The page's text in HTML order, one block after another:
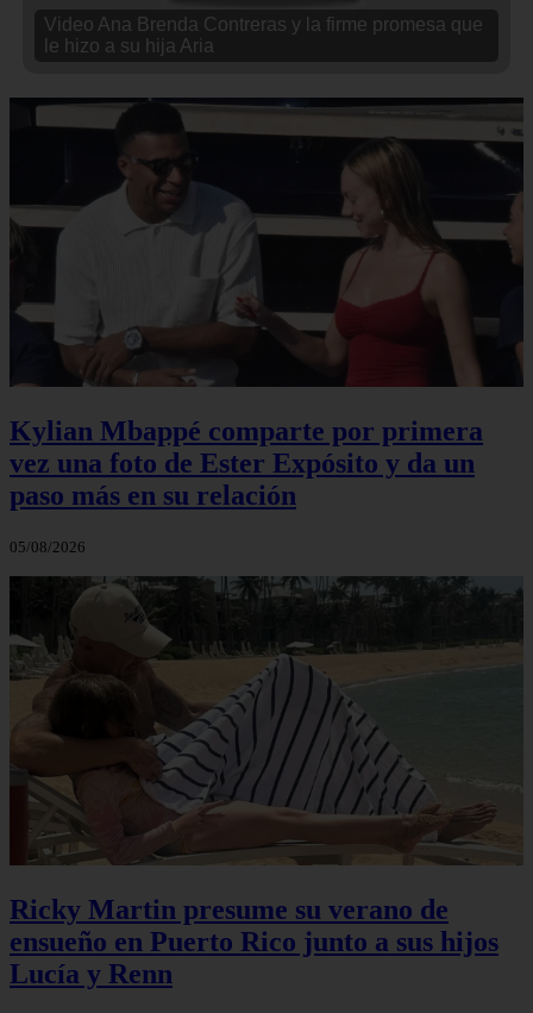
Video Ana Brenda Contreras y la firme promesa que
le hizo a su hija Aria
Kylian Mbappé comparte por primera
vez una foto de Ester Expósito y da un
paso más en su relación
05/08/2026
Ricky Martin presume su verano de
ensueño en Puerto Rico junto a sus hijos
Lucía y Renn